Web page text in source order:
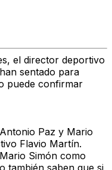
el director deportivo
sentado para
puede confirmar
Paz y Mario
Flavio Martín.
Simón como